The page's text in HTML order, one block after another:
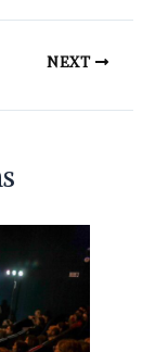
NEXT